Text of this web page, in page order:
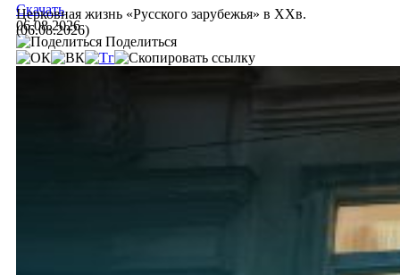
Церковная жизнь «Русского зарубежья» в ХХв.
(06.08.2026)
Скачать
06.08.2026
Поделиться